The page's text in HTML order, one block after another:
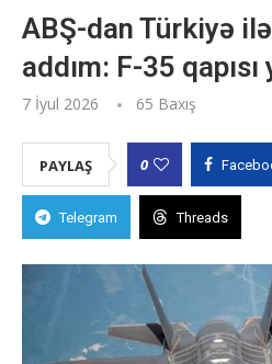
ABŞ-dan Türkiyə
addım: F-35 qapısı
7 İyul 2026 65 Baxış
PAYLAŞ 0
Telegram Threads